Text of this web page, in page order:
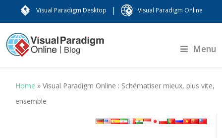
Visual Paradigm Desktop | Visual Paradigm Online
Menu
Home »Visual Paradigm Online : Schématiser mieux, plus vite,
ensemble